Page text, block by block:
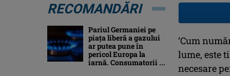
‘Cum
lume, este
necesare
RECOMANDĂRI
Pariul Germaniei pe
piaţa liberă a gazului
ar putea pune în
pericol Europa la
iarnă. Consumatorii ...